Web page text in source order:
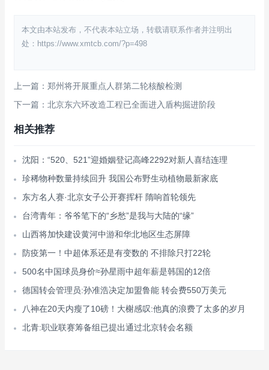
本文由本站发布，不代表本站立场，转载请联系作者并注明出
处：https://www.xmtcb.com/?p=498
上一篇：郑州将开展重点人群第二轮核酸检测
下一篇：北京东六环改造工程已全面进入盾构掘进阶段
相关推荐
沈阳：“520、521”迎婚姻登记高峰2292对新人喜结连理
珍稀物种数量持续回升 我国公布野生动植物最新家底
东方名人赛·北京女子公开赛挥杆 隋响首轮领先
台湾青年：爷爷笔下的“乡愁”是我与大陆的“缘”
山西将加快建设黄河中游和华北地区生态屏障
防疫第一！中超体系还是有变数的 不排除只打22轮
500名中国球员身价≈孙星雨中超年薪是韩国的12倍
德国转会管理员:孙准浩决定加盟鲁能 转会费550万美元
八神在20天内瘦了10磅！大榭感叹:他真的浪费了太多的岁月
北青:职业联赛筹备组已提出通过北京转会名额